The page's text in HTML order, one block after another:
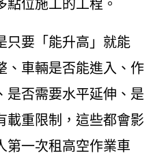
點位施工的工程。
只要「能升高」就能
、車輛是否能進入、作
是否需要水平延伸、是
載重限制，這些都會影
第一次租高空作業車